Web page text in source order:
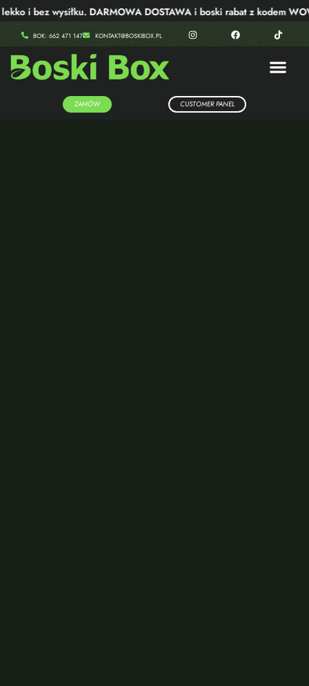
i bez wysiłku. DARMOWA DOSTAWA i boski rabat z kodem
BOK: 662 471 147 KONTAKT@BOSKIBOX.PL
ZAMÓW CUSTOMER PANEL